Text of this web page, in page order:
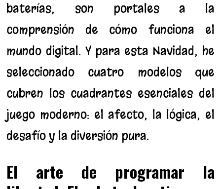
baterías; son portales a la
comprensión de cómo funciona el
mundo digital. Y para esta Navidad, he
seleccionado cuatro modelos que
cubren los cuadrantes esenciales del
juego moderno: el afecto, la lógica, el
desafío y la diversión pura.
El arte de programar la